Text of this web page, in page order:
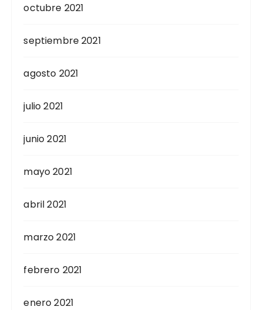
octubre 2021
septiembre 2021
agosto 2021
julio 2021
junio 2021
mayo 2021
abril 2021
marzo 2021
febrero 2021
enero 2021